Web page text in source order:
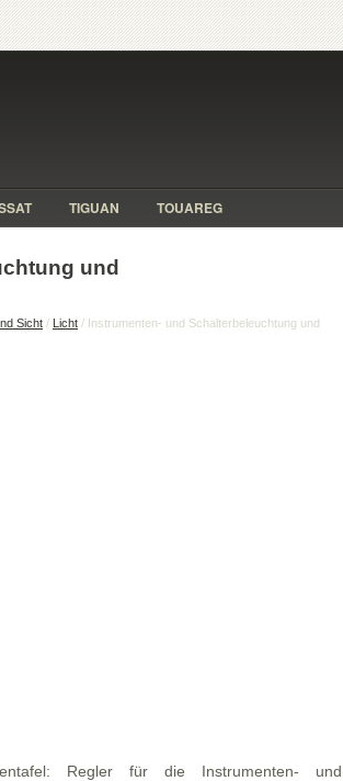
TIGUAN TOUAREG
und
Sicht / Licht / Instrumenten- und Schalterbeleuchtung und
Regler für die Instrumenten- und